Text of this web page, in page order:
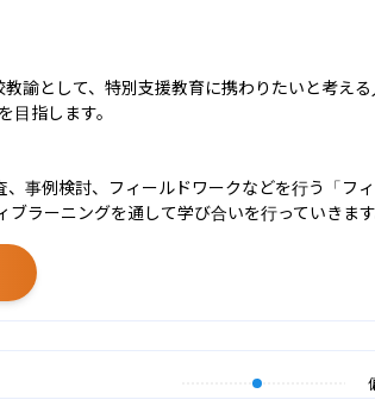
諭として、特別支援教育に携わりたいと考え
指します。
事例検討、フィールドワークなどを行う「フ
ラーニングを通して学び合いを行っていきます